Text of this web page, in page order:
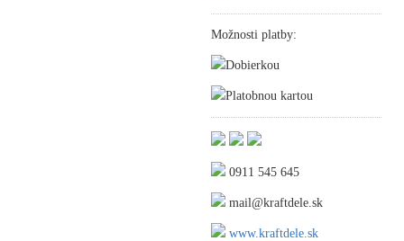
Možnosti platby:
Dobierkou
Platobnou kartou
0911 545 645
mail@kraftdele.sk
www.kraftdele.sk